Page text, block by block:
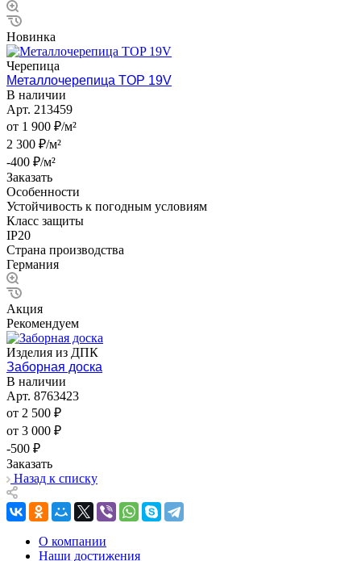
Новинка
Черепица
Металлочерепица TOP 19V
В наличии
Арт. 213459
от 1 900 ₽/м²
2 300 ₽/м²
-400 ₽/м²
Заказать
Особенности
Устойчивость к погодным условиям
Класс защиты
IP20
Страна производства
Германия
Акция
Рекомендуем
Изделия из ДПК
Заборная доска
В наличии
Арт. 8763423
от 2 500 ₽
от 3 000 ₽
-500 ₽
Заказать
Назад к списку
О компании
Наши достижения